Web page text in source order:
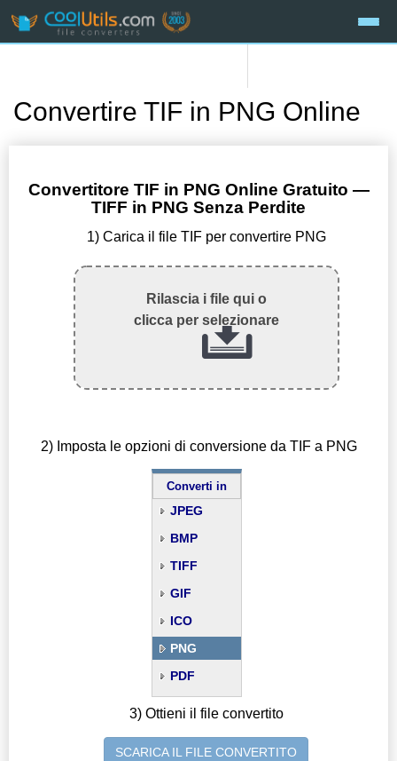
Convertire TIF in PNG Online
Convertitore TIF in PNG Online Gratuito —
TIFF in PNG Senza Perdite
1) Carica il file TIF per convertire PNG
Rilascia i file qui o
clicca per selezionare
2) Imposta le opzioni di conversione da TIF a PNG
Converti in
JPEG
BMP
TIFF
GIF
ICO
PNG
PDF
3) Ottieni il file convertito
SCARICA IL FILE CONVERTITO